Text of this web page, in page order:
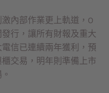
內部作業更上軌道，O
行，讓所有財報及重大
信已連續兩年獲利，預
交易，明年則準備上市